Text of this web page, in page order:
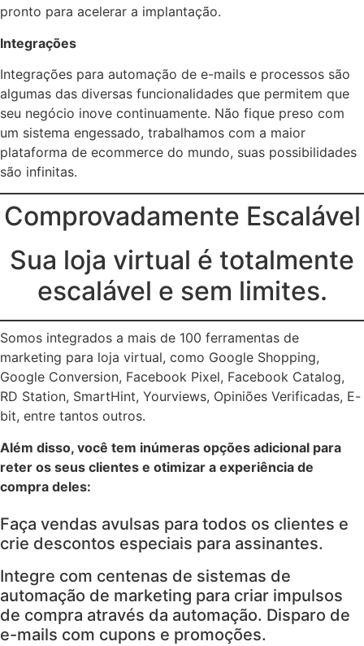
pronto para acelerar a implantação.
Integrações
Integrações para automação de e-mails e processos são
algumas das diversas funcionalidades que permitem que
seu negócio inove continuamente. Não fique preso com
um sistema engessado, trabalhamos com a maior
plataforma de ecommerce do mundo, suas possibilidades
são infinitas.
Comprovadamente Escalável
Sua loja virtual é totalmente
escalável e sem limites.
Somos integrados a mais de 100 ferramentas de
marketing para loja virtual, como Google Shopping,
Google Conversion, Facebook Pixel, Facebook Catalog,
RD Station, SmartHint, Yourviews, Opiniões Verificadas, E-
bit, entre tantos outros.
Além disso, você tem inúmeras opções adicional para
reter os seus clientes e otimizar a experiência de
compra deles:
Faça vendas avulsas para todos os clientes e
crie descontos especiais para assinantes.
Integre com centenas de sistemas de
automação de marketing para criar impulsos
de compra através da automação. Disparo de
e-mails com cupons e promoções.